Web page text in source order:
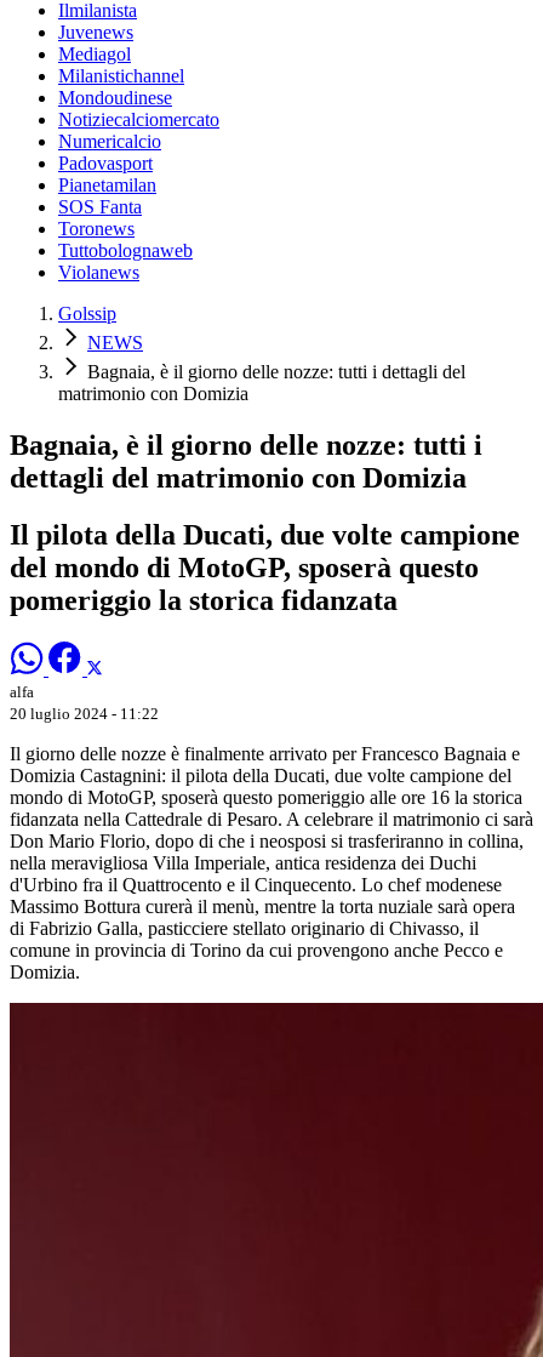
Ilmilanista
Juvenews
Mediagol
Milanistichannel
Mondoudinese
Notiziecalciomercato
Numericalcio
Padovasport
Pianetamilan
SOS Fanta
Toronews
Tuttobolognaweb
Violanews
Golssip
NEWS
Bagnaia, è il giorno delle nozze: tutti i dettagli del
matrimonio con Domizia
Bagnaia, è il giorno delle nozze: tutti i
dettagli del matrimonio con Domizia
Il pilota della Ducati, due volte campione
del mondo di MotoGP, sposerà questo
pomeriggio la storica fidanzata
alfa
20 luglio 2024 - 11:22
Il giorno delle nozze è finalmente arrivato per Francesco Bagnaia e
Domizia Castagnini: il pilota della Ducati, due volte campione del
mondo di MotoGP, sposerà questo pomeriggio alle ore 16 la storica
fidanzata nella Cattedrale di Pesaro. A celebrare il matrimonio ci sarà
Don Mario Florio, dopo di che i neosposi si trasferiranno in collina,
nella meravigliosa Villa Imperiale, antica residenza dei Duchi
d'Urbino fra il Quattrocento e il Cinquecento. Lo chef modenese
Massimo Bottura curerà il menù, mentre la torta nuziale sarà opera
di Fabrizio Galla, pasticciere stellato originario di Chivasso, il
comune in provincia di Torino da cui provengono anche Pecco e
Domizia.